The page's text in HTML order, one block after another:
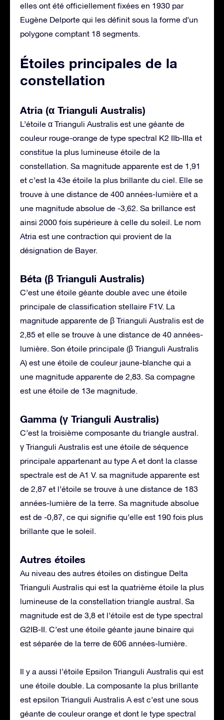
elles ont été officiellement fixées en 1930 par
Eugène Delporte qui les définit sous la forme d’un
polygone comptant 18 segments.
Étoiles principales de la
constellation
Atria (α Trianguli Australis)
L’étoile α Trianguli Australis est une géante de
couleur rouge-orange de type spectral K2 IIb-IIIa et
constitue la plus lumineuse étoile de la
constellation. Sa magnitude apparente est de 1,91
et c’est la 43e étoile la plus brillante du ciel. Elle se
trouve à une distance de 400 années-lumière et a
une magnitude absolue de -3,62. Sa brillance est
ainsi 2000 fois supérieure à celle du soleil. Le nom
Atria est une contraction qui provient de la
désignation de Bayer.
Béta (β Trianguli Australis)
C’est une étoile géante double avec une étoile
principale de classification stellaire F1V. La
magnitude apparente de β Trianguli Australis est de
2,85 et elle se trouve à une distance de 40 années-
lumière. Son étoile principale (β Trianguli Australis
A) est une étoile de couleur jaune-blanche qui a
une magnitude apparente de 2,83. Sa compagne
est une étoile de 13e magnitude.
Gamma (γ Trianguli Australis)
C’est la troisième composante du triangle austral.
γ Trianguli Australis est une étoile de séquence
principale appartenant au type A et dont la classe
spectrale est de A1 V. sa magnitude apparente est
de 2,87 et l’étoile se trouve à une distance de 183
années-lumière de la terre. Sa magnitude absolue
est de -0,87, ce qui signifie qu’elle est 190 fois plus
brillante que le soleil.
Autres étoiles
Au niveau des autres étoiles on distingue Delta
Trianguli Australis qui est la quatrième étoile la plus
lumineuse de la constellation triangle austral. Sa
magnitude est de 3,8 et l’étoile est de type spectral
G2IB-II. C’est une étoile géante jaune binaire qui
est séparée de la terre de 606 années-lumière.
Il y a aussi l’étoile Epsilon Trianguli Australis qui est
une étoile double. La composante la plus brillante
est epsilon Trianguli Australis A est c’est une sous
géante de couleur orange et dont le type spectral